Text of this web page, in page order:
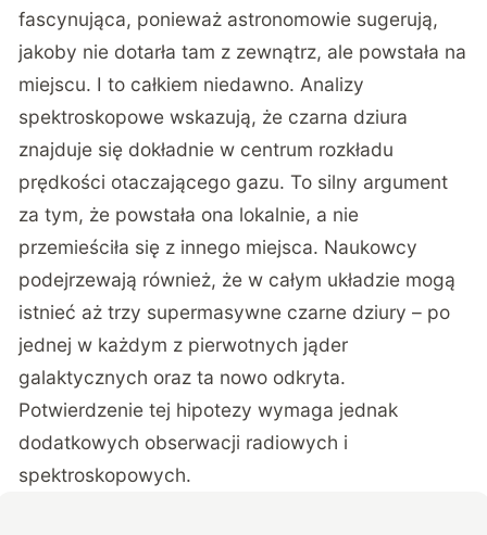
fascynująca, ponieważ astronomowie sugerują,
jakoby nie dotarła tam z zewnątrz, ale powstała na
miejscu. I to całkiem niedawno. Analizy
spektroskopowe wskazują, że czarna dziura
znajduje się dokładnie w centrum rozkładu
prędkości otaczającego gazu. To silny argument
za tym, że powstała ona lokalnie, a nie
przemieściła się z innego miejsca. Naukowcy
podejrzewają również, że w całym układzie mogą
istnieć aż trzy supermasywne czarne dziury – po
jednej w każdym z pierwotnych jąder
galaktycznych oraz ta nowo odkryta.
Potwierdzenie tej hipotezy wymaga jednak
dodatkowych obserwacji radiowych i
spektroskopowych.